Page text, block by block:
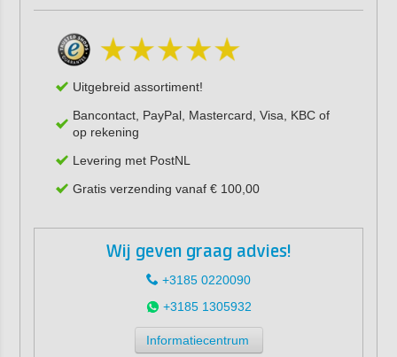
Uitgebreid assortiment!
Bancontact, PayPal, Mastercard, Visa, KBC of
op rekening
Levering met PostNL
Gratis verzending vanaf € 100,00
Wij geven graag advies!
+3185 0220090
+3185 1305932
Informatiecentrum